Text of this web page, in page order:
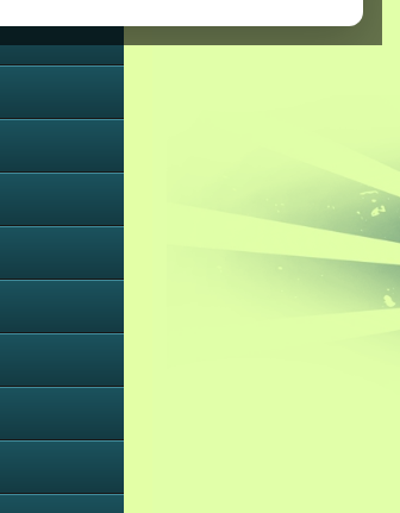
cookies dostępny na stronie.
danych, podstawach prawnych,
znajdują się w polityce